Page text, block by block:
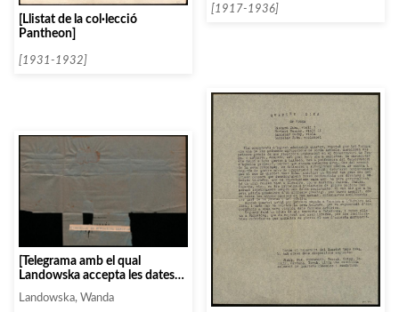
[Llistat de la col·lecció
Pantheon]
[1931-1932]
[1917-1936]
[Telegrama amb el qual
Landowska accepta les dates
proposades per Clausells]
Landowska, Wanda